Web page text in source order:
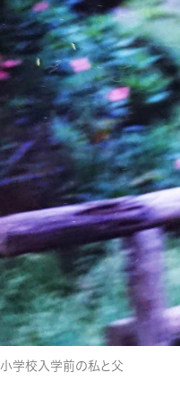
小学校入学前の私と父